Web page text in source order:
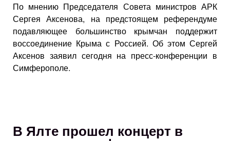
По мнению Председателя Совета министров АРК
Сергея Аксенова, на предстоящем референдуме
подавляющее большинство крымчан поддержит
воссоединение Крыма с Россией. Об этом Сергей
Аксенов заявил сегодня на пресс-конференции в
Симферополе.
В Ялте прошел концерт в